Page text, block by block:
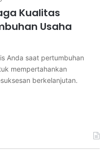
Kualitas
Usaha
Anda saat pertumbuhan
mempertahankan
berkelanjutan.